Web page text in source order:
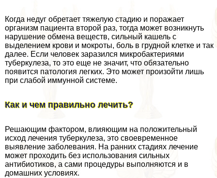
Когда недуг обретает тяжелую стадию и поражает
организм пациента второй раз, тогда может возникнуть
нарушение обмена веществ, сильный кашель с
выделением крови и мокроты, боль в грудной клетке и так
далее. Если человек заразился микробактериями
туберкулеза, то это еще не значит, что обязательно
появится патология легких. Это может произойти лишь
при слабой иммунной системе.
Как и чем правильно лечить?
Решающим фактором, влияющим на положительный
исход лечения туберкулеза, это своевременное
выявление заболевания. На ранних стадиях лечение
может проходить без использования сильных
антибиотиков, а сами процедуры выполняются и в
домашних условиях.